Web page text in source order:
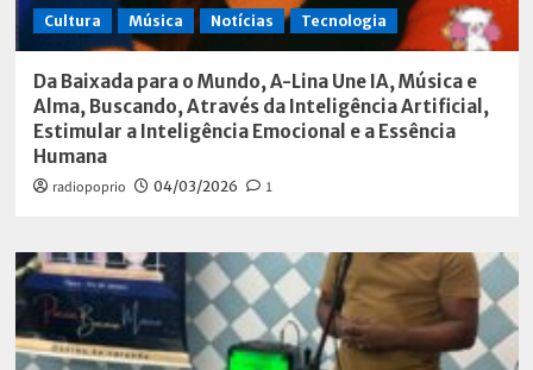
Cultura Música Notícias Tecnologia
Da Baixada para o Mundo, A-Lina Une IA, Música e
Alma, Buscando, Através da Inteligência Artificial,
Estimular a Inteligência Emocional e a Essência
Humana
radiopoprio 04/03/2026 1